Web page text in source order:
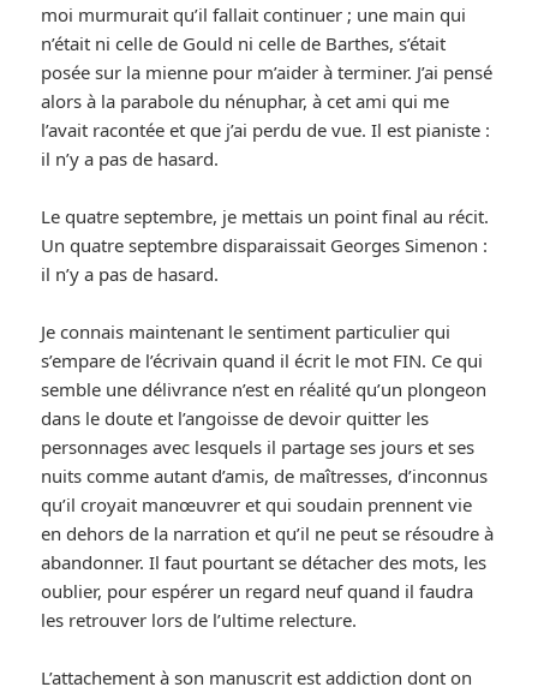
moi murmurait qu’il fallait continuer ; une main qui
n’était ni celle de Gould ni celle de Barthes, s’était
posée sur la mienne pour m’aider à terminer. J’ai pensé
alors à la parabole du nénuphar, à cet ami qui me
l’avait racontée et que j’ai perdu de vue. Il est pianiste :
il n’y a pas de hasard.
Le quatre septembre, je mettais un point final au récit.
Un quatre septembre disparaissait Georges Simenon :
il n’y a pas de hasard.
Je connais maintenant le sentiment particulier qui
s’empare de l’écrivain quand il écrit le mot FIN. Ce qui
semble une délivrance n’est en réalité qu’un plongeon
dans le doute et l’angoisse de devoir quitter les
personnages avec lesquels il partage ses jours et ses
nuits comme autant d’amis, de maîtresses, d’inconnus
qu’il croyait manœuvrer et qui soudain prennent vie
en dehors de la narration et qu’il ne peut se résoudre à
abandonner. Il faut pourtant se détacher des mots, les
oublier, pour espérer un regard neuf quand il faudra
les retrouver lors de l’ultime relecture.
L’attachement à son manuscrit est addiction dont on